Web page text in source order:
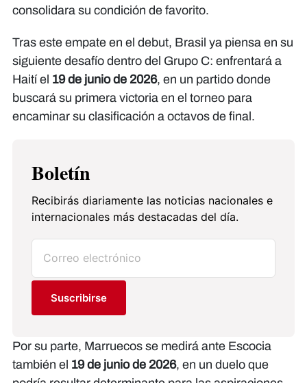
consolidara su condición de favorito.
Tras este empate en el debut, Brasil ya piensa en su
siguiente desafío dentro del Grupo C: enfrentará a
Haití el 19 de junio de 2026, en un partido donde
buscará su primera victoria en el torneo para
encaminar su clasificación a octavos de final.
Boletín
Recibirás diariamente las noticias nacionales e
internacionales más destacadas del día.
Suscribirse
Por su parte, Marruecos se medirá ante Escocia
también el 19 de junio de 2026, en un duelo que